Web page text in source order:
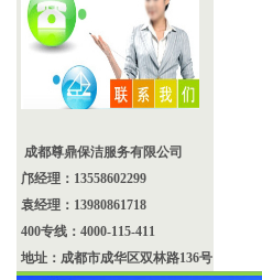
成都尊鼎保洁服务有限公司
邝经理：13558602299
袁经理：13980861718
400专线：4000-115-411
地址：成都市成华区双林路136号